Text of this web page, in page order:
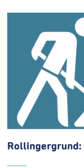
Rollingergrund: